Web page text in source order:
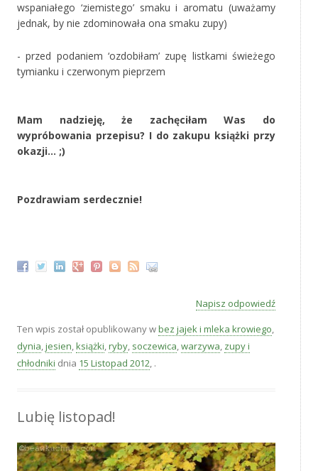
wspaniałego ‘ziemistego’ smaku i aromatu (uważamy
jednak, by nie zdominowała ona smaku zupy)
- przed podaniem ‘ozdobiłam’ zupę listkami świeżego
tymianku i czerwonym pieprzem
Mam nadzieję, że zachęciłam Was do
wypróbowania przepisu? I do zakupu książki przy
okazji… ;)
Pozdrawiam serdecznie!
Napisz odpowiedź
Ten wpis został opublikowany wbez jajek i mleka krowiego,
dynia,jesien,książki,ryby, soczewica,warzywa, zupy i
chłodniki dnia 15 Listopad 2012, .
Lubię listopad!